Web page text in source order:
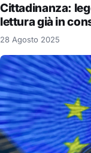
Cittadinanza:
lettura già in
28 Agosto 2025